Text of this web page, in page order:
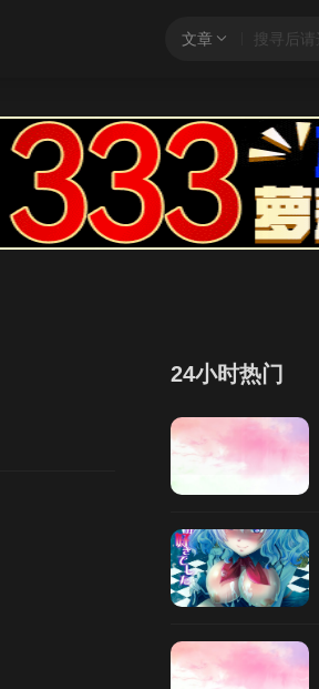
文章
24小时热门